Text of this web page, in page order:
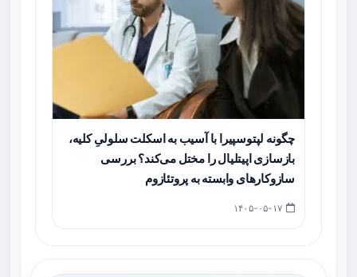
چگونه لپتوسپیرا با آسیب به اسکلت سلولیِ کلیه،
بازسازی اپیتلیال را مختل می‌کند؟ بررسی
سازوکارهای وابسته به پروتئازوم